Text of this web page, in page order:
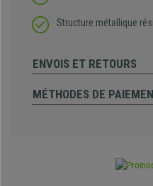
Structure métallique
ENVOIS ET RETOURS
MÉTHODES DE